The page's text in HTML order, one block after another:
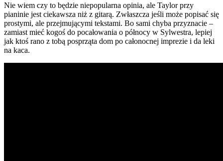
Nie wiem czy to będzie niepopularna opinia, ale Taylor przy
pianinie jest ciekawsza niż z gitarą. Zwłaszcza jeśli może popisać się
prostymi, ale przejmującymi tekstami. Bo sami chyba przyznacie –
zamiast mieć kogoś do pocałowania o północy w Sylwestra, lepiej
jak ktoś rano z tobą posprząta dom po całonocnej imprezie i da leki
na kaca.